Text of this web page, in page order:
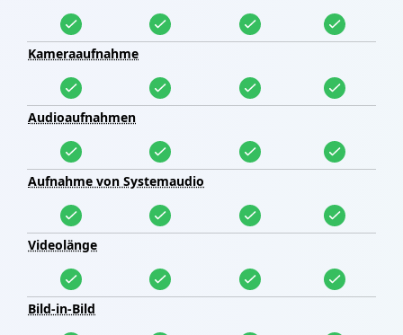
Kameraaufnahme
Audioaufnahmen
Aufnahme von Systemaudio
Videolänge
Bild-in-Bild